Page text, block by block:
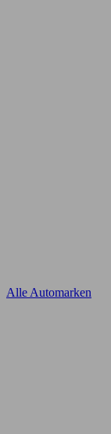
Alle Automarken